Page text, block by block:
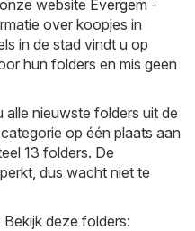
website Evergem -
over koopjes in
in de stad vindt u op
hun folders en mis geen
alle nieuwste folders uit de
op één plaats aan
13 folders. De
dus wacht niet te
deze folders: